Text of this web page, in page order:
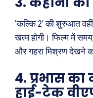
‘कल्कि 2’ की शुरुआत वहीं
खत्म होगी। फिल्म में
और गहरा मिश्रण देखने
4. प्रभास
हाई-टेक